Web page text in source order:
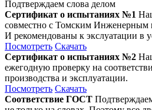
Подтверждаем слова делом
Сертификат о испытаниях №1
совместно с Томским Инженерным
И рекомендованы к экслуатации в
Посмотреть Скачать
Сертификат о испытаниях №2
ежегодную проверку на
производства и эксплуатации.
Посмотреть Скачать
Соответствие ГОСТ